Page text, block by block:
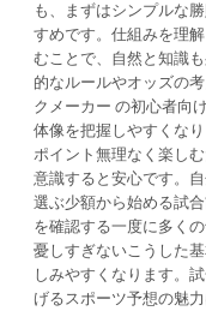
も、まずはシンプルな
すめです。仕組みを理
むことで、自然と知識
的なルールやオッズの
クメーカー の初心者向
体像を把握しやすくな
ポイント無理なく楽し
意識すると安心です。
選ぶ少額から始める試
を確認する一度に多く
憂しすぎないこうした
しみやすくなります。
げるスポーツ予想の魅